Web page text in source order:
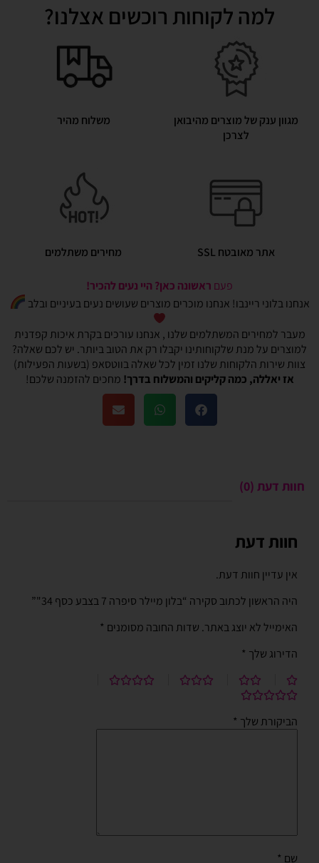
למה לקוחות רוכשים אצלנו?
מגוון ענק של מוצרים מהיבואן
לצרכן
משלוח מהיר
אתר מאובטח SSL מחירים משתלמים
פעם ראשונה כאן? היי נעים להכיר!
אנחנו בלוני ריינבו! אנחנו מוכרים מוצרים שעושים נעים בעיניים ובלב
מעבר למחירים המשתלמים שלנו , אנחנו עורכים בקרת איכות קפדנית
למוצרים על מנת שלקוחותינו יקבלו רק את הטוב ביותר. יש לכם שאלה?
צוות שירות הלקוחות שלנו זמין לכל שאלה בווטסאפ (בשעות הפעילות)
אז יאללה, כמה קליקים והמשלוח בדרך! מחכים להזמנה שלכם!
חוות דעת (0)
חוות דעת
אין עדיין חוות דעת.
היה הראשון לכתוב סקירה “בלון מיילר סיפרה 7 בצבע כסף 34"”
האימייל לא יוצג באתר. שדות החובה מסומנים *
הדירוג שלך *
הביקורת שלך *
שם *